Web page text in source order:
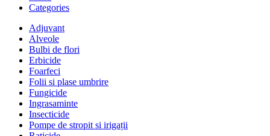
Categories
Adjuvant
Alveole
Bulbi de flori
Erbicide
Foarfeci
Folii si plase umbrire
Fungicide
Ingrasaminte
Insecticide
Pompe de stropit si irigații